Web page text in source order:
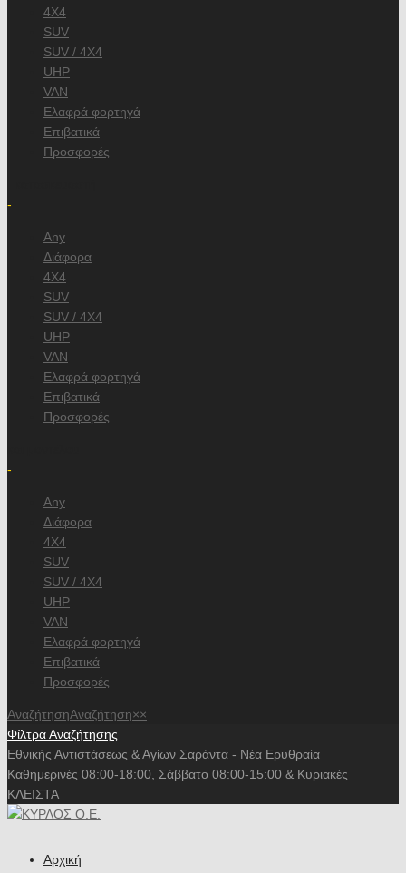
4X4
SUV
SUV / 4X4
UHP
VAN
Ελαφρά φορτηγά
Επιβατικά
Προσφορές
-
Any
Διάφορα
4X4
SUV
SUV / 4X4
UHP
VAN
Ελαφρά φορτηγά
Επιβατικά
Προσφορές
-
Any
Διάφορα
4X4
SUV
SUV / 4X4
UHP
VAN
Ελαφρά φορτηγά
Επιβατικά
Προσφορές
ΑναζήτησηΑναζήτηση××
Φίλτρα Αναζήτησης
Εθνικής Αντιστάσεως & Αγίων Σαράντα - Νέα Ερυθραία
Καθημερινές 08:00-18:00, Σάββατο 08:00-15:00 & Κυριακές
ΚΛΕΙΣΤΑ
Αρχική